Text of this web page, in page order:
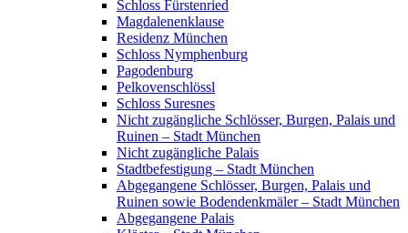
Schloss Fürstenried
Magdalenenklause
Residenz München
Schloss Nymphenburg
Pagodenburg
Pelkovenschlössl
Schloss Suresnes
Nicht zugängliche Schlösser, Burgen, Palais und
Ruinen – Stadt München
Nicht zugängliche Palais
Stadtbefestigung – Stadt München
Abgegangene Schlösser, Burgen, Palais und
Ruinen sowie Bodendenkmäler – Stadt München
Abgegangene Palais